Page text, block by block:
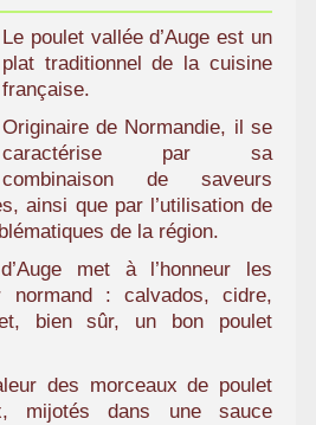
Le poulet vallée d’Auge est un
plat traditionnel de la cuisine
française.
Originaire de Normandie, il se
caractérise par sa
combinaison de saveurs
ainsi que par l’utilisation de
de la région.
met à l’honneur les
normand : calvados, cidre,
bien sûr, un bon poulet
des morceaux de poulet
mijotés dans une sauce